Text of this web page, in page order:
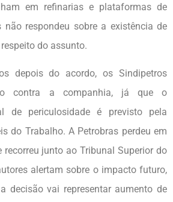
em refinarias e plataformas de
não respondeu sobre a existência de
do assunto.
depois do acordo, os Sindipetros
contra a companhia, já que o
de periculosidade é previsto pela
do Trabalho. A Petrobras perdeu em
junto ao Tribunal Superior do
alertam sobre o impacto futuro,
decisão vai representar aumento de